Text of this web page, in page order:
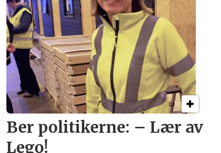
Ber politikerne: – Lær av
Lego!